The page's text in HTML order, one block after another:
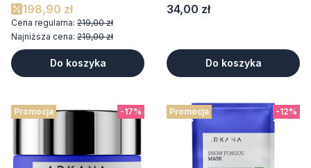
198,90 zł
Cena regularna: 219,00 zł
Najniższa cena: 219,00 zł
Do koszyka
Cena
34,00 zł
Do koszyka
-17%
Promocja -12%
Promocja